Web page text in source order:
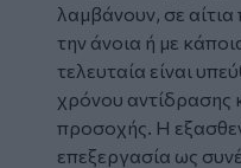
λαμβάνουν, σε
την άνοια ή με
τελευταία είναι
χρόνου αντίδρασης
προσοχής. Η
επεξεργασία ως